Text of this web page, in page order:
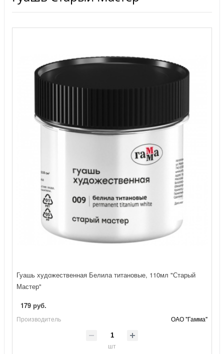
Гуашь художественная Белила титановые, 110мл "Старый
Мастер"
179 руб.
Производитель ОАО "Гамма"
шт